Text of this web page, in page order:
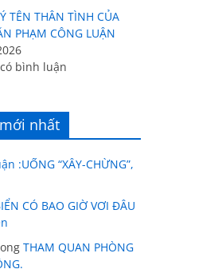
TÊN THÂN TÌNH CỦA
PHẠM CÔNG LUẬN
bình luận
nhất
:UỐNG “XÂY-CHỪNG”,
CÓ BAO GIỜ VƠI ĐÂU
THAM QUAN PHÒNG